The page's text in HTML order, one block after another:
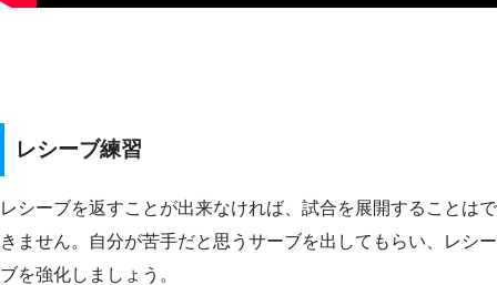
レシーブ練習
レシーブを返すことが出来なければ、試合を展開することはで
きません。自分が苦手だと思うサーブを出してもらい、レシー
ブを強化しましょう。